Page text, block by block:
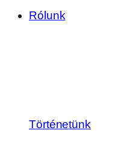
Rólunk
Történetünk